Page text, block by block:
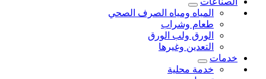
المياه ومياه الصرف الصحي
طعام وشراب
الورق ولب الورق
التعدين وغيرها
خدمات
خدمة محلية